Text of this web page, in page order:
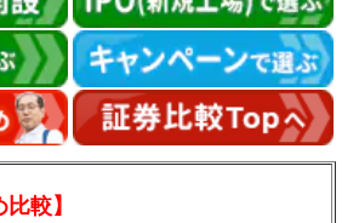
較】